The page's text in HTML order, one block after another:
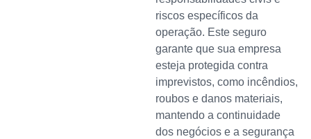
riscos específicos da
operação. Este seguro
garante que sua empresa
esteja protegida contra
imprevistos, como incêndios,
roubos e danos materiais,
mantendo a continuidade
dos negócios e a segurança